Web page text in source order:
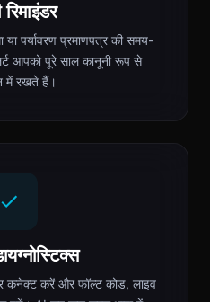
पर्यावरण प्रमाणपत्र की समय-
आपको पूरे साल कानूनी रूप से
में रखते हैं।
कनेक्ट करें और फॉल्ट कोड, लाइव